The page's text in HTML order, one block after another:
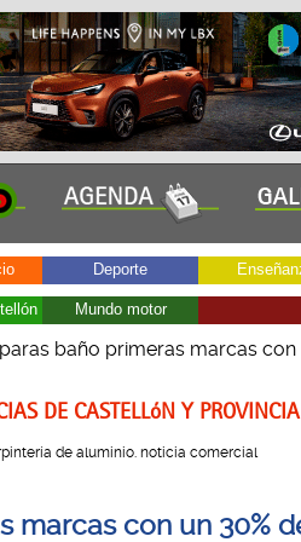
Deporte
Mundo motor
baño primeras marcas con
DE CASTELLóN Y
de aluminio. noticia comercial
marcas con un 30%